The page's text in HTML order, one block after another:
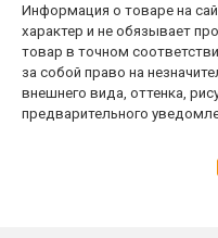
Информация о товаре на
характер и не обязывает
товар в точном
за собой право на
внешнего вида, оттенка,
предварительного